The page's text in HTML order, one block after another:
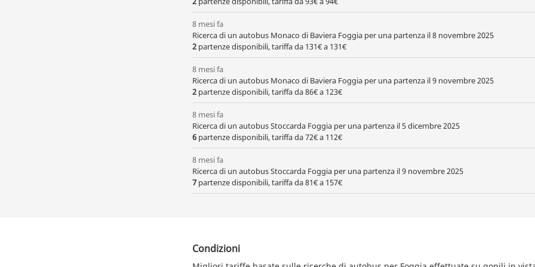
8 mesi fa
Ricerca di un autobus Monaco di Baviera Foggia per una partenza il 8 novembre 2025
2 partenze disponibili, tariffa da 131€ a 131€
8 mesi fa
Ricerca di un autobus Monaco di Baviera Foggia per una partenza il 9 novembre 2025
2 partenze disponibili, tariffa da 86€ a 123€
8 mesi fa
Ricerca di un autobus Stoccarda Foggia per una partenza il 5 dicembre 2025
6 partenze disponibili, tariffa da 72€ a 112€
8 mesi fa
Ricerca di un autobus Stoccarda Foggia per una partenza il 9 novembre 2025
7 partenze disponibili, tariffa da 81€ a 157€
Condizioni